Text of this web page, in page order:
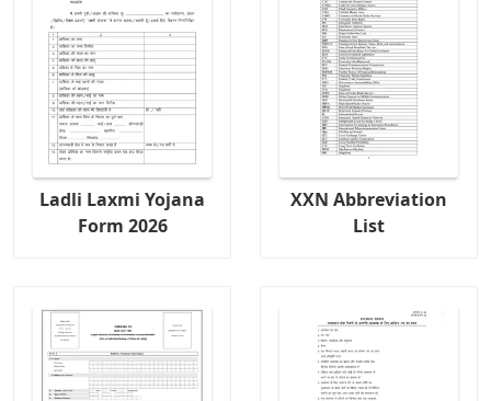
Ladli Laxmi Yojana
Form 2026
XXN Abbreviation
List